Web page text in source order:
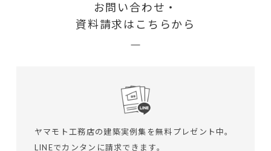
お問い合わせ・
資料請求はこちらから
ヤマモト工務店の建築実例集を無料プレゼント中。
LINEでカンタンに請求できます。